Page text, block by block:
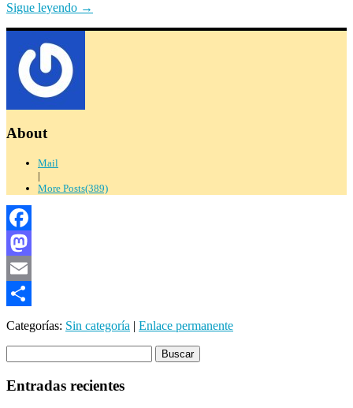
Sigue leyendo →
About
Mail
|
More Posts(389)
Facebook
Mastodon
Email
Compartir
Categorías: Sin categoría | Enlace permanente
Entradas recientes